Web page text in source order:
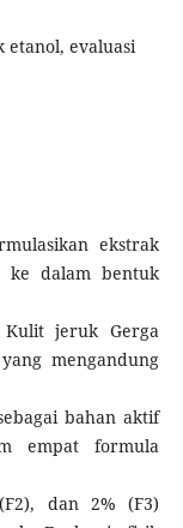
etanol, evaluasi
ekstrak
ke dalam bentuk
Kulit jeruk Gerga
mengandung
bahan aktif
empat formula
dan 2% (F3)